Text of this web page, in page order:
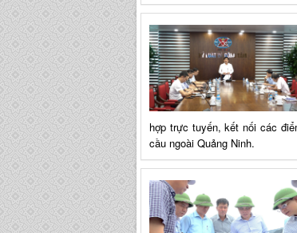
hợp trực tuyến, kết nối các
cầu ngoài Quảng Ninh.